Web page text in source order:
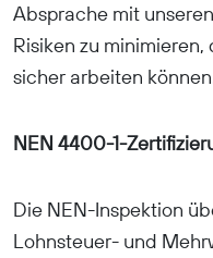
Absprache mit
Risiken zu
sicher arbeiten
NEN 4400-1-
Die NEN-Inspektion
Lohnsteuer- und